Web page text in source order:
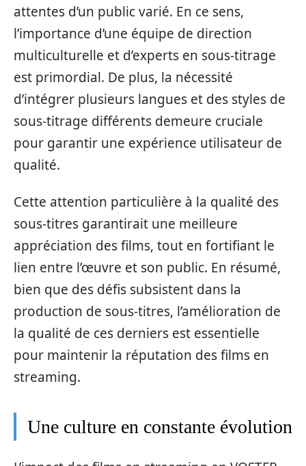
attentes d’un public varié. En ce sens,
l’importance d’une équipe de direction
multiculturelle et d’experts en sous-titrage
est primordial. De plus, la nécessité
d’intégrer plusieurs langues et des styles de
sous-titrage différents demeure cruciale
pour garantir une expérience utilisateur de
qualité.
Cette attention particulière à la qualité des
sous-titres garantirait une meilleure
appréciation des films, tout en fortifiant le
lien entre l’œuvre et son public. En résumé,
bien que des défis subsistent dans la
production de sous-titres, l’amélioration de
la qualité de ces derniers est essentielle
pour maintenir la réputation des films en
streaming.
Une culture en constante évolution